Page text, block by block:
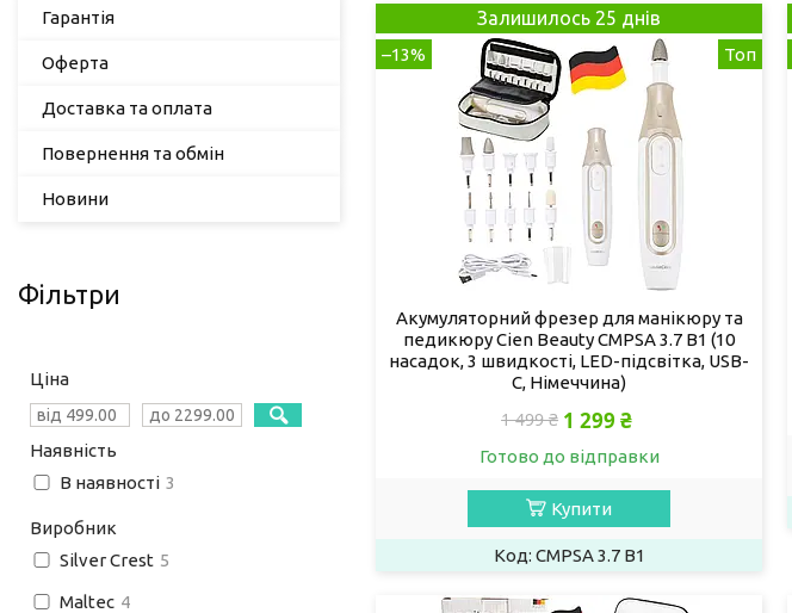
Залишилось 25 днів
–13% Топ
Акумуляторний фрезер для манікюру та
педикюру Cien Beauty CMPSA 3.7 B1 (10
насадок, 3 швидкості, LED-підсвітка, USB-
C, Німеччина)
1 499 ₴ 1 299 ₴
Готово до відправки
Купити
CMPSA 3.7 B1
Гарантія
Оферта
Доставка та оплата
Повернення та обмін
Новини
Фільтри
Ціна
Наявність
В наявності 3
Виробник
Silver Crest 5
Maltec 4